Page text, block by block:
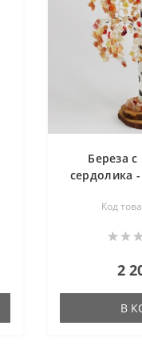
Береза
сердолика
Код
2
В